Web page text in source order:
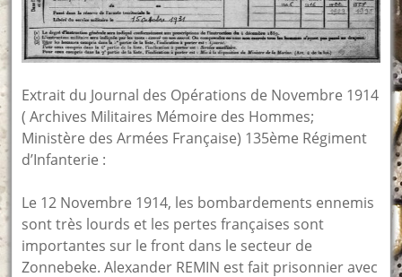
Extrait du Journal des Opérations de Novembre 1914
( Archives Militaires Mémoire des Hommes;
Ministère des Armées Française) 135ème Régiment
d’Infanterie :
Le 12 Novembre 1914, les bombardements ennemis
sont très lourds et les pertes françaises sont
importantes sur le front dans le secteur de
Zonnebeke. Alexander REMIN est fait prisonnier avec